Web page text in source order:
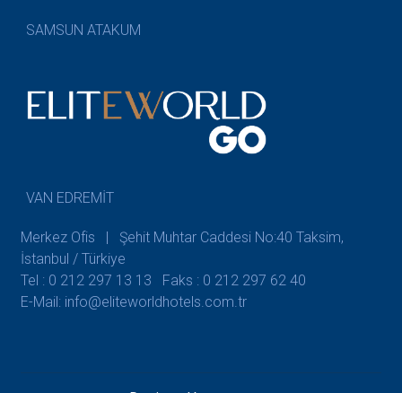
SAMSUN ATAKUM
VAN EDREMİT
Merkez Ofis | Şehit Muhtar Caddesi No:40 Taksim,
İstanbul / Türkiye
Tel : 0 212 297 13 13
Faks : 0 212 297 62 40
E-Mail: info@eliteworldhotels.com.tr